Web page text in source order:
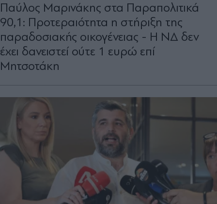
Παύλος Μαρινάκης στα Παραπολιτικά
90,1: Προτεραιότητα η στήριξη της
παραδοσιακής οικογένειας - Η ΝΔ δεν
έχει δανειστεί ούτε 1 ευρώ επί
Μητσοτάκη